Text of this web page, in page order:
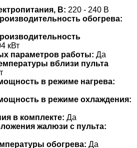
В: 220 - 240 В
обогрева:
кВт
параметров работы: Да
вблизи пульта
в режиме нагрева:
в режиме охлаждения:
в комплекте: Да
жалюзи с пульта:
обогрева: Да